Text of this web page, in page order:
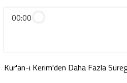
00:00
Kur'an-ı Kerim'den Daha Fazla Sure